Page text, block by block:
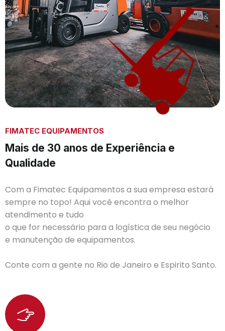
FIMATEC EQUIPAMENTOS
Mais de 30 anos de Experiência e
Qualidade
Com a Fimatec Equipamentos a sua empresa estará
sempre no topo! Aqui você encontra o melhor
atendimento e tudo
o que for necessário para a logística de seu negócio
e manutenção de equipamentos.
Conte com a gente no Rio de Janeiro e Espirito Santo.